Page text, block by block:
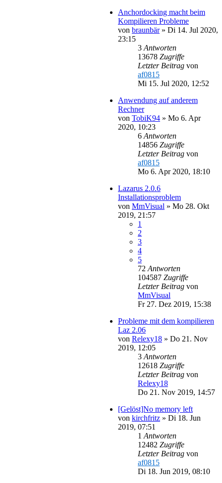
Anchordocking macht beim
Kompilieren Probleme
von braunbär» Di 14. Jul 2020,
23:15
3 Antworten
13678 Zugriffe
Letzter Beitrag von
af0815
Mi 15. Jul 2020, 12:52
Anwendung auf anderem
Rechner
von TobiK94 » Mo 6. Apr
2020, 10:23
6 Antworten
14856 Zugriffe
Letzter Beitrag von
af0815
Mo 6. Apr 2020, 18:10
Lazarus 2.0.6
Installationsproblem
von MmVisual » Mo 28. Okt
2019, 21:57
1
2
3
4
5
72 Antworten
104587 Zugriffe
Letzter Beitrag von
MmVisual
Fr 27. Dez 2019, 15:38
Probleme mit dem kompilieren
Laz 2.06
von Relexy18 » Do 21. Nov
2019, 12:05
3 Antworten
12618 Zugriffe
Letzter Beitrag von
Relexy18
Do 21. Nov 2019, 14:57
[Gelöst]No memory left
von kirchfritz » Di 18. Jun
2019, 07:51
1 Antworten
12482 Zugriffe
Letzter Beitrag von
af0815
Di 18. Jun 2019, 08:10